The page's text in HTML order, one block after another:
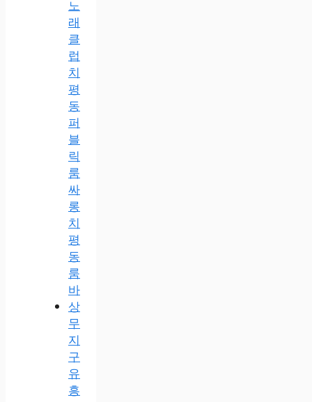
노
래
클
럽
치
평
동
퍼
블
릭
룸
싸
롱
치
평
동
룸
바
상
무
지
구
유
흥